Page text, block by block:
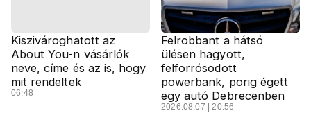
Kiszivároghatott az
About You-n vásárlók
neve, címe és az is, hogy
mit rendeltek
06:48
Felrobbant a hátsó
ülésen hagyott,
felforrósodott
powerbank, porig égett
egy autó Debrecenben
2026.08.07 | 20:56